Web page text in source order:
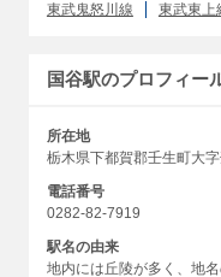
東武鬼怒川線
東武東上
国谷駅のプロフィー
所在地
栃木県下都賀郡壬生町大
電話番号
0282-82-7919
駅名の由来
地内には丘陵が多く、地